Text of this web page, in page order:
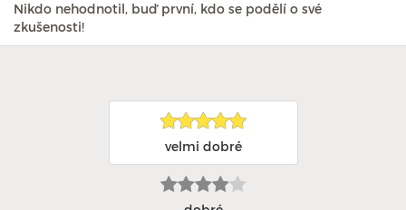
Nikdo nehodnotil, buď první, kdo se podělí o své
zkušenosti!
velmi dobré